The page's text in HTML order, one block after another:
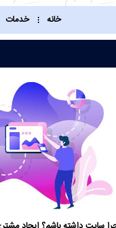
خانه خدمات